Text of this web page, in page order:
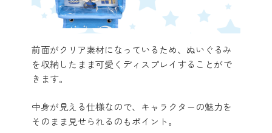
前面がクリア素材になっているため、ぬいぐるみ
を収納したまま可愛くディスプレイすることがで
きます。
中身が見える仕様なので、キャラクターの魅力を
そのまま見せられるのもポイント。